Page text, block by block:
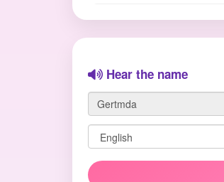
Hear the name